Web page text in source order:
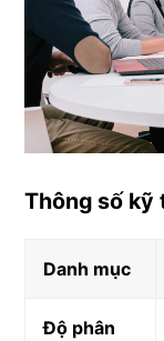
Thông số kỹ
Danh mục
Độ phân